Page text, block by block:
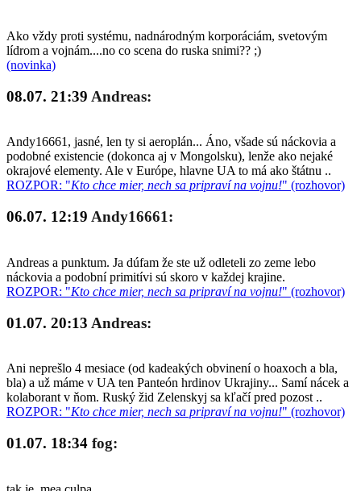
Ako vždy proti systému, nadnárodným korporáciám, svetovým
lídrom a vojnám....no co scena do ruska snimi?? ;)
(novinka)
08.07. 21:39 Andreas:
Andy16661, jasné, len ty si aeroplán... Áno, všade sú náckovia a
podobné existencie (dokonca aj v Mongolsku), lenže ako nejaké
okrajové elementy. Ale v Európe, hlavne UA to má ako štátnu ..
ROZPOR: "Kto chce mier, nech sa pripraví na vojnu!" (rozhovor)
06.07. 12:19 Andy16661:
Andreas a punktum. Ja dúfam že ste už odleteli zo zeme lebo
náckovia a podobní primitívi sú skoro v každej krajine.
ROZPOR: "Kto chce mier, nech sa pripraví na vojnu!" (rozhovor)
01.07. 20:13 Andreas:
Ani neprešlo 4 mesiace (od kadeakých obvinení o hoaxoch a bla,
bla) a už máme v UA ten Panteón hrdinov Ukrajiny... Samí nácek a
kolaborant v ňom. Ruský žid Zelenskyj sa kľačí pred pozost ..
ROZPOR: "Kto chce mier, nech sa pripraví na vojnu!" (rozhovor)
01.07. 18:34 fog: